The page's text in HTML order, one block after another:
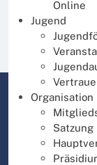
Online
Jugend
Organisation
Satzung
Service
Presse und